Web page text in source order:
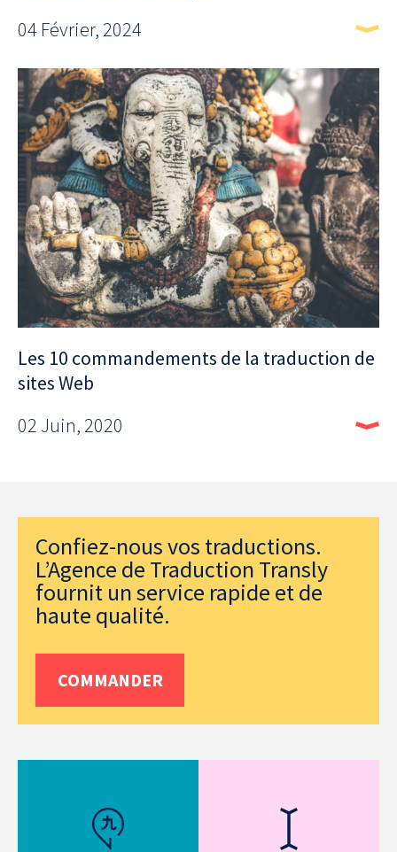
04 Février, 2024
Les 10 commandements de la traduction de
sites Web
02 Juin, 2020
Confiez-nous vos traductions.
L’Agence de Traduction Transly
fournit un service rapide et de
haute qualité.
COMMANDER